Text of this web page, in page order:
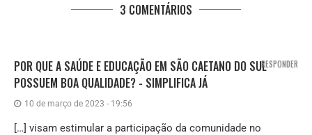
3 COMENTÁRIOS
POR QUE A SAÚDE E EDUCAÇÃO EM SÃO CAETANO DO SUL
POSSUEM BOA QUALIDADE? - SIMPLIFICA JÁ
10 de março de 2023 - 19:56
[…] visam estimular a participação da comunidade no
RESPONDER